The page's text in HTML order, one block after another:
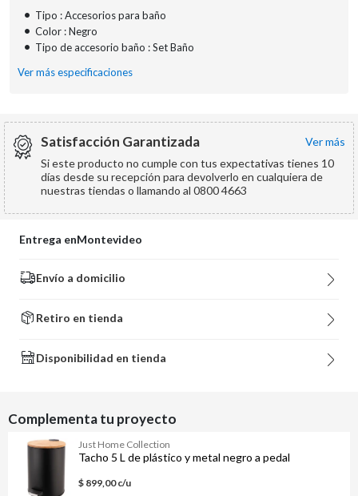
• Tipo : Accesorios para baño
• Color : Negro
• Tipo de accesorio baño : Set Baño
Ver más especificaciones
Satisfacción Garantizada
ver más
Si este producto no cumple con tus expectativas tienes 10
días desde su recepción para devolverlo en cualquiera de
nuestras tiendas o llamando al 0800 4663
Entrega enMontevideo
Envío a domicilio
Retiro en tienda
Disponibilidad en tienda
Complementa tu proyecto
Just Home Collection
Tacho 5 L de plástico y metal negro a pedal
$ 899,00 c/u